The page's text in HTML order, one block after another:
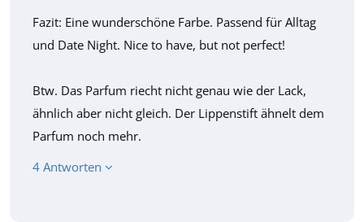
Fazit: Eine wunderschöne Farbe. Passend für Alltag
und Date Night. Nice to have, but not perfect!
Btw. Das Parfum riecht nicht genau wie der Lack,
ähnlich aber nicht gleich. Der Lippenstift ähnelt dem
Parfum noch mehr.
4 Antworten